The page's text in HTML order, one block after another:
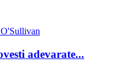
adevarate...